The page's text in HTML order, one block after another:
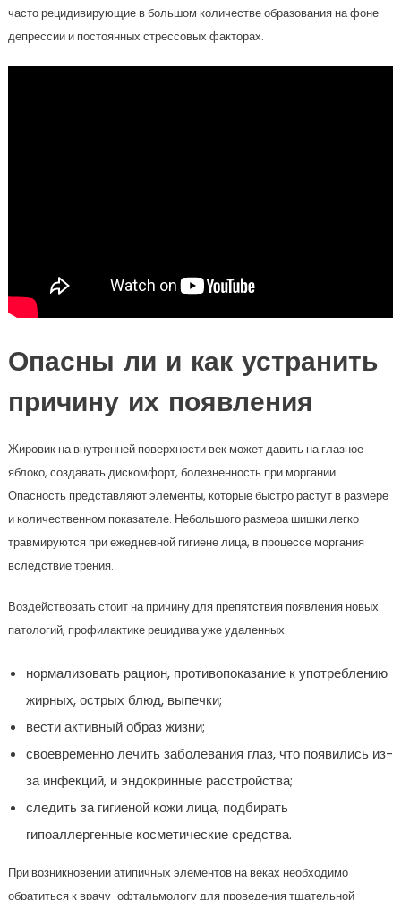
часто рецидивирующие в большом количестве образования на фоне
депрессии и постоянных стрессовых факторах.
Опасны ли и как устранить
причину их появления
Жировик на внутренней поверхности век может давить на глазное
яблоко, создавать дискомфорт, болезненность при моргании.
Опасность представляют элементы, которые быстро растут в размере
и количественном показателе. Небольшого размера шишки легко
травмируются при ежедневной гигиене лица, в процессе моргания
вследствие трения.
Воздействовать стоит на причину для препятствия появления новых
патологий, профилактике рецидива уже удаленных:
нормализовать рацион, противопоказание к употреблению
жирных, острых блюд, выпечки;
вести активный образ жизни;
своевременно лечить заболевания глаз, что появились из-
за инфекций, и эндокринные расстройства;
следить за гигиеной кожи лица, подбирать
гипоаллергенные косметические средства.
При возникновении атипичных элементов на веках необходимо
обратиться к врачу-офтальмологу для проведения тщательной